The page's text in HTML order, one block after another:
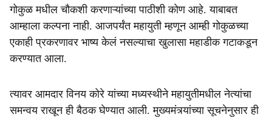
गोकुळ मधील चौकशी करणाऱ्यांच्या पाठीशी कोण आहे. याबाबत
आम्हाला कल्पना नाही. आजपर्यंत महायुती म्हणून आम्ही गोकुळच्या
एकाही प्रकरणावर भाष्य केलं नसल्याचा खुलासा महाडीक गटाकडून
करण्यात आला.
त्यावर आमदार विनय कोरे यांच्या मध्यस्थीने महायुतीमधील नेत्यांचा
समन्वय राखून ही बैठक घेण्यात आली. मुख्यमंत्र्यांच्या सूचनेनुसार ही